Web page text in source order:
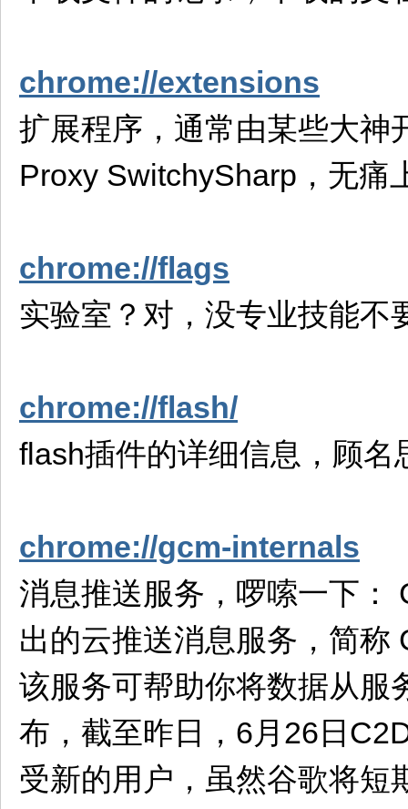
chrome://extensions
扩展程序，通常由某些大神
Proxy SwitchySharp，无痛
chrome://flags
实验室？对，没专业技能不
chrome://flash/
flash插件的详细信息，顾
chrome://gcm-internals
消息推送服务，啰嗦一下：
出的云推送消息服务，简称
该服务可帮助你将数据从服
布，截至昨日，6月26日
受新的用户，虽然谷歌将短